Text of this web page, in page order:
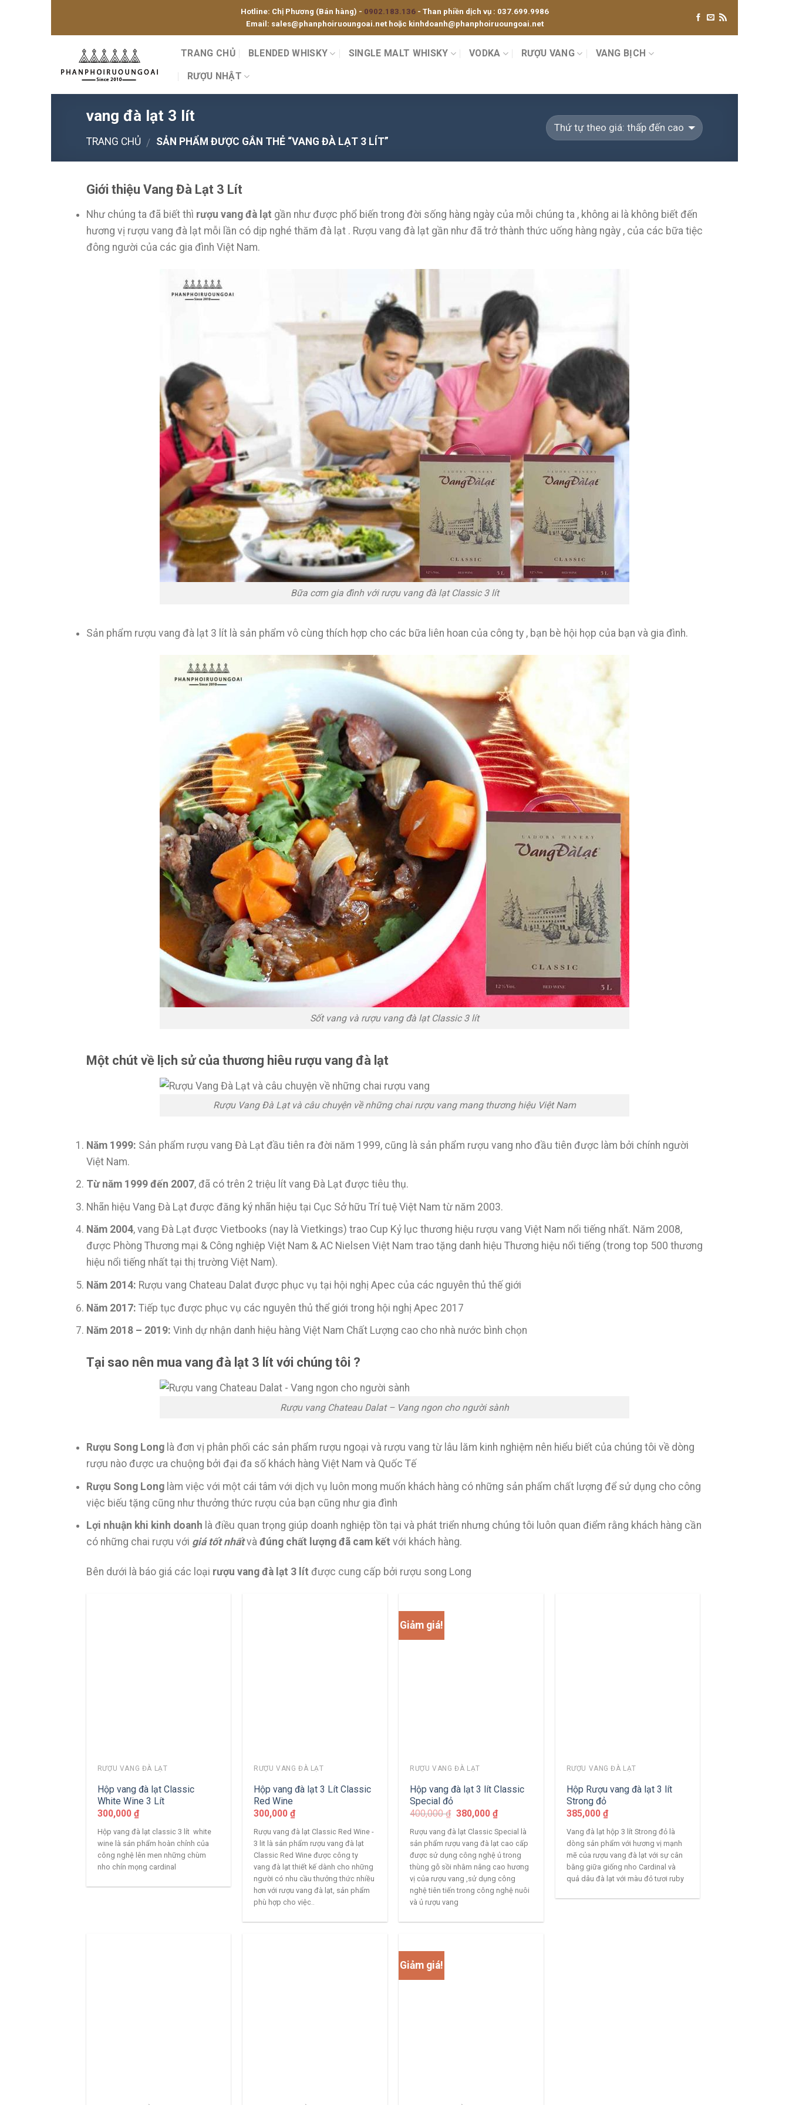
Hotline: Chị Phương (Bán hàng) - 0902.183.136 - Than phiền dịch vụ : 037.699.9986
Email: sales@phanphoiruoungoai.nethoặc kinhdoanh@phanphoiruoungoai.net
TRANG CHỦ BLENDED WHISKY SINGLE MALT WHISKY VODKA RƯỢU VANG VANG BỊCH
RƯỢU NHẬT
vang đà lạt 3 lít
TRANG CHỦ / SẢN PHẨM ĐƯỢC GẮN THẺ “VANG ĐÀ LẠT 3 LÍT”
Giới thiệu Vang Đà Lạt 3 Lít
Như chúng ta đã biết thì rượu vang đà lạt gần như được phổ biến trong đời sống hàng ngày của mỗi chúng ta , không ai là không biết đến
hương vị rượu vang đà lạt mỗi lần có dịp nghé thăm đà lạt . Rượu vang đà lạt gần như đã trở thành thức uống hàng ngày , của các bữa tiệc
đông người của các gia đình Việt Nam.
Bữa cơm gia đình với rượu vang đà lạt Classic 3 lít
Sản phẩm rượu vang đà lạt 3 lít là sản phẩm vô cùng thích hợp cho các bữa liên hoan của công ty , bạn bè hội họp của bạn và gia đình.
Sốt vang và rượu vang đà lạt Classic 3 lít
Một chút về lịch sử của thương hiêu rượu vang đà lạt
Rượu Vang Đà Lạt và câu chuyện về những chai rượu vang mang thương hiệu Việt Nam
Năm 1999: Sản phẩm rượu vang Đà Lạt đầu tiên ra đời năm 1999, cũng là sản phẩm rượu vang nho đầu tiên được làm bởi chính người
Việt Nam.
Từ năm 1999 đến 2007, đã có trên 2 triệu lít vang Đà Lạt được tiêu thụ.
Nhãn hiệu Vang Đà Lạt được đăng ký nhãn hiệu tại Cục Sở hữu Trí tuệ Việt Nam từ năm 2003.
Năm 2004, vang Đà Lạt được Vietbooks (nay là Vietkings) trao Cup Kỷ lục thương hiệu rượu vang Việt Nam nổi tiếng nhất. Năm 2008,
được Phòng Thương mại & Công nghiệp Việt Nam & AC Nielsen Việt Nam trao tặng danh hiệu Thương hiệu nổi tiếng (trong top 500 thương
hiệu nổi tiếng nhất tại thị trường Việt Nam).
Năm 2014: Rượu vang Chateau Dalat được phục vụ tại hội nghị Apec của các nguyên thủ thế giới
Năm 2017: Tiếp tục được phục vụ các nguyên thủ thể giới trong hội nghị Apec 2017
Năm 2018 – 2019: Vinh dự nhận danh hiệu hàng Việt Nam Chất Lượng cao cho nhà nước bình chọn
Tại sao nên mua vang đà lạt 3 lít với chúng tôi ?
Rượu vang Chateau Dalat – Vang ngon cho người sành
Rượu Song Long là đơn vị phân phối các sản phẩm rượu ngoại và rượu vang từ lâu lăm kinh nghiệm nên hiểu biết của chúng tôi về dòng
rượu nào được ưa chuộng bởi đại đa số khách hàng Việt Nam và Quốc Tế
Rượu Song Long làm việc với một cái tâm với dịch vụ luôn mong muốn khách hàng có những sản phẩm chất lượng để sử dụng cho công
việc biếu tặng cũng như thưởng thức rượu của bạn cũng như gia đình
Lợi nhuận khi kinh doanh là điều quan trọng giúp doanh nghiệp tồn tại và phát triển nhưng chúng tôi luôn quan điểm rằng khách hàng cần
có những chai rượu với giá tốt nhấtvà đúng chất lượng đã cam kết với khách hàng.
Bên dưới là báo giá các loại rượu vang đà lạt 3 lít được cung cấp bởi rượu song Long
RƯỢU VANG ĐÀ LẠT
Hộp vang đà lạt Classic
White Wine 3 Lít
300,000 ₫
Hộp vang đà lạt classic 3 lít white
wine là sản phẩm hoàn chỉnh của
công nghệ lên men những chùm
nho chín mọng cardinal
RƯỢU VANG ĐÀ LẠT
Hộp vang đà lạt 3 Lít Classic
Red Wine
300,000₫
Rượu vang đà lạt Classic Red Wine -
3 lit là sản phẩm rượu vang đà lạt
Classic Red Wine được công ty
vang đà lạt thiết kế dành cho những
người có nhu cầu thưởng thức nhiều
hơn với rượu vang đà lạt, sản phẩm
phù hợp cho việc..
Giảm giá!
RƯỢU VANG ĐÀ LẠT
Hộp vang đà lạt 3 lít Classic
Special đỏ
400,000₫ 380,000₫
Rượu vang đà lạt Classic Special là
sản phẩm rượu vang đà lạt cao cấp
được sử dụng công nghệ ủ trong
thùng gỗ sồi nhằm nâng cao hương
vị của rượu vang ,sử dụng công
nghệ tiên tiến trong công nghệ nuôi
và ủ rượu vang
RƯỢU VANG ĐÀ LẠT
Hộp Rượu vang đà lạt 3 lít
Strong đỏ
385,000 ₫
Vang đà lạt hộp 3 lít Strong đỏ là
dòng sản phẩm với hương vị mạnh
mẽ của rượu vang đà lạt với sự cân
bằng giữa giống nho Cardinal và
quả dâu đà lạt với màu đỏ tươi ruby
Giảm giá!